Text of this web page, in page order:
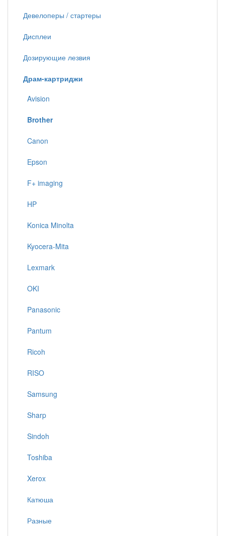
Девелоперы / стартеры
Дисплеи
Дозирующие лезвия
Драм-картриджи
Avision
Brother
Canon
Epson
F+ imaging
HP
Konica Minolta
Kyocera-Mita
Lexmark
OKI
Panasonic
Pantum
Ricoh
RISO
Samsung
Sharp
Sindoh
Toshiba
Xerox
Катюша
Разные